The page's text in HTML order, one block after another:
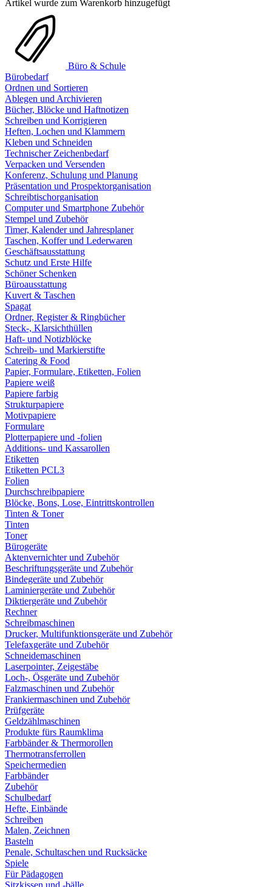
Artikel wurde zum Warenkorb hinzugefügt
Büro & Schule
Bürobedarf
Ordnen und Sortieren
Ablegen und Archivieren
Bücher, Blöcke und Haftnotizen
Schreiben und Korrigieren
Heften, Lochen und Klammern
Kleben und Schneiden
Technischer Zeichenbedarf
Verpacken und Versenden
Konferenz, Schulung und Planung
Präsentation und Prospektorganisation
Schreibtischorganisation
Computer und Smartphone Zubehör
Stempel und Zubehör
Timer, Kalender und Jahresplaner
Taschen, Koffer und Lederwaren
Geschäftsausstattung
Schutz und Erste Hilfe
Schöner Schenken
Büroausstattung
Kuvert & Taschen
Spagat
Ordner, Register & Ringbücher
Steck-, Klarsichthüllen
Haft- und Notizblöcke
Schreib- und Markierstifte
Catering & Food
Papier, Formulare, Etiketten, Folien
Papiere weiß
Papiere farbig
Strukturpapiere
Motivpapiere
Formulare
Plotterpapiere und -folien
Additions- und Kassarollen
Etiketten
Etiketten PCL3
Folien
Durchschreibpapiere
Blöcke, Bons, Lose, Eintrittskontrollen
Tinten & Toner
Tinten
Toner
Bürogeräte
Aktenvernichter und Zubehör
Beschriftungsgeräte und Zubehör
Bindegeräte und Zubehör
Laminiergeräte und Zubehör
Diktiergeräte und Zubehör
Rechner
Schreibmaschinen
Drucker, Multifunktionsgeräte und Zubehör
Telefaxgeräte und Zubehör
Schneidemaschinen
Laserpointer, Zeigestäbe
Loch-, Ösgeräte und Zubehör
Falzmaschinen und Zubehör
Frankiermaschinen und Zubehör
Prüfgeräte
Geldzählmaschinen
Produkte fürs Raumklima
Farbbänder & Thermorollen
Thermotransferrollen
Speichermedien
Farbbänder
Zubehör
Schulbedarf
Hefte, Einbände
Schreiben
Malen, Zeichnen
Basteln
Penale, Schultaschen und Rucksäcke
Spiele
Für Pädagogen